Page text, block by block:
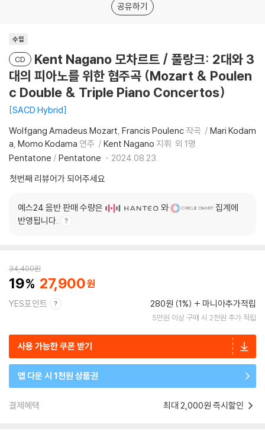
공유하기
수입
CD
Kent Nagano 모차르트 / 풀랑크: 2대와 3
대의 피아노를 위한 협주곡 (Mozart & Poulen
c Double & Triple Piano Concertos)
SACD Hybrid
Wolfgang Amadeus Mozart Francis Poulenc 작곡
Mari Kodam
a Momo Kodama 연주 Kent Nagano 지휘 외 1명
Pentatone / Pentatone
2024.08.23.
첫번째 리뷰어가 되어주세요
예스24 음반 판매 수량은 와
집계에
반영됩니다.
34,400원
19 27,900
YES포인트 280원 (1%) 마니아추가적립
5만원 이상 구매 시 2천원 추가 적립
사용 가능한 쿠폰 받기
앱 다운 시 1천원 상품권
결제혜택 최대 2,000원 즉시할인